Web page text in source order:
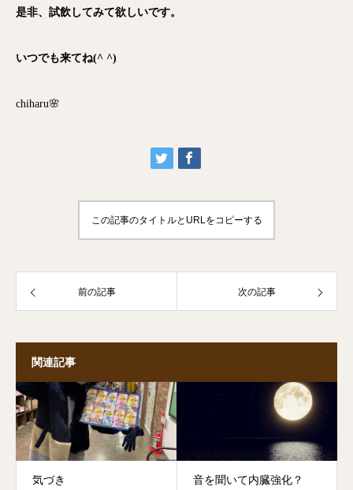
是非、試飲してみて欲しいです。
いつでも来てね(^ ^)
chiharu🌸
この記事のタイトルとURLをコピーする
前の記事 次の記事
関連記事
気づき 音を聞いて内臓強化？